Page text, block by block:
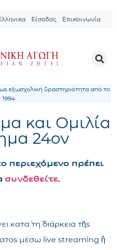
Είσοδος Επικοινωνία
εξωσχολική δραστηριότητα από το
1994
και Ομιλία
24ον
περιεχόμενο πρέπει
συνδεθείτε.
κατὰ τὴ διάρκεια τῆς
μέσω live streaming ἢ